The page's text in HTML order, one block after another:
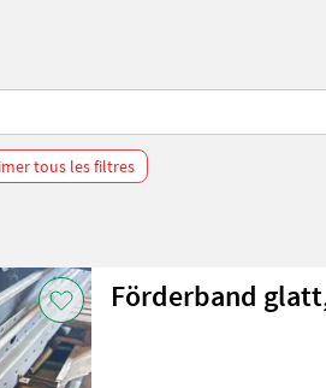
tous les filtres
Förderband